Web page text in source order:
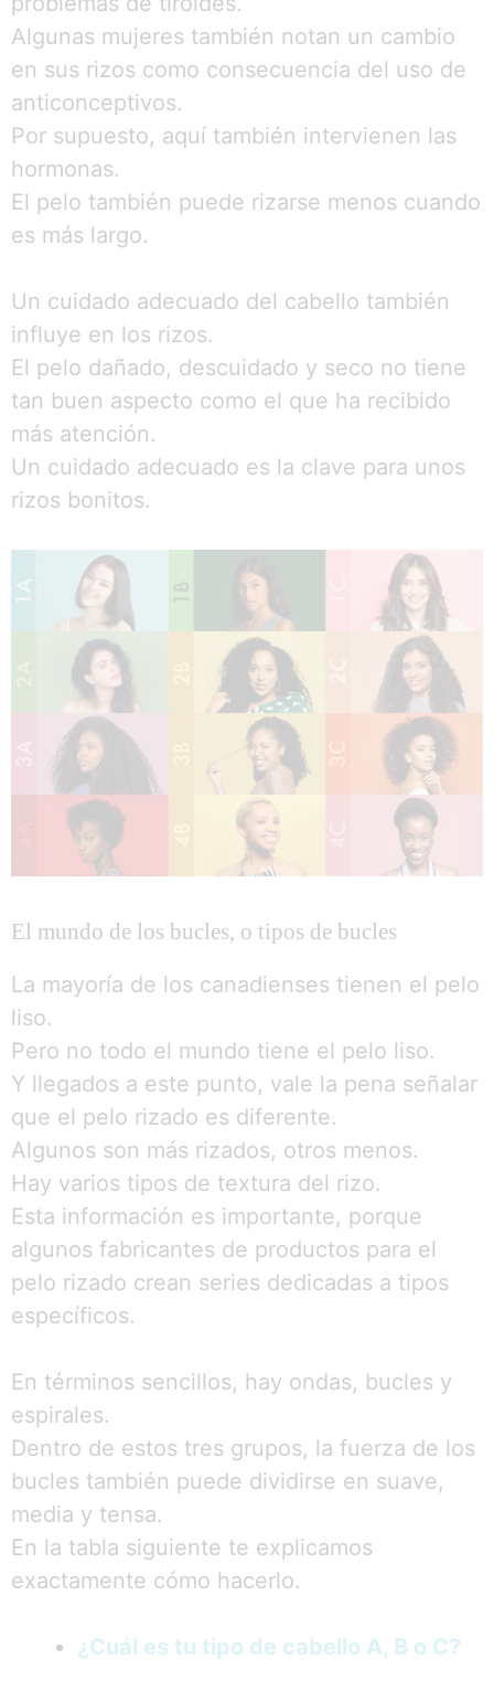
Algunas mujeres también notan un cambio
en sus rizos como consecuencia del uso de
anticonceptivos.
Por supuesto, aquí también intervienen las
hormonas.
El pelo también puede rizarse menos cuando
es más largo.
Un cuidado adecuado del cabello también
influye en los rizos.
El pelo dañado, descuidado y seco no tiene
tan buen aspecto como el que ha recibido
más atención.
Un cuidado adecuado es la clave para unos
rizos bonitos.
El mundo de los bucles, o tipos de bucles
La mayoría de los canadienses tienen el pelo
liso.
Pero no todo el mundo tiene el pelo liso.
Y llegados a este punto, vale la pena señalar
que el pelo rizado es diferente.
Algunos son más rizados, otros menos.
Hay varios tipos de textura del rizo.
Esta información es importante, porque
algunos fabricantes de productos para el
pelo rizado crean series dedicadas a tipos
específicos.
En términos sencillos, hay ondas, bucles y
espirales.
Dentro de estos tres grupos, la fuerza de los
bucles también puede dividirse en suave,
media y tensa.
En la tabla siguiente te explicamos
exactamente cómo hacerlo.
¿Cuál es tu tipo de cabello A, B o C?